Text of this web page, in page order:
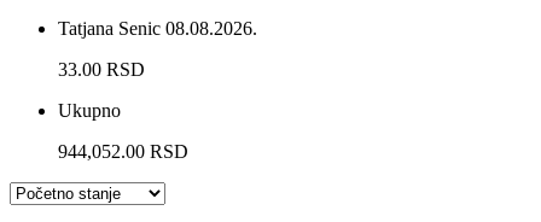
Tatjana Senic 08.08.2026.
33.00 RSD
Ukupno
944,052.00 RSD